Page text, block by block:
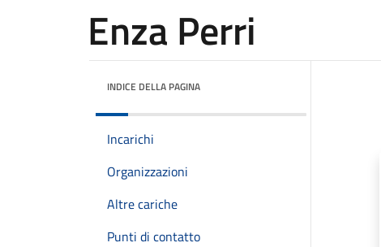
Enza Perri
INDICE DELLA PAGINA
Incarichi
Organizzazioni
Altre cariche
Punti di contatto